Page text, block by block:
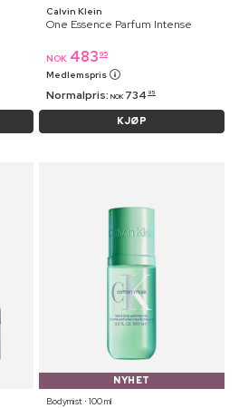
Calvin Klein
One Essence Parfum Intense
NOK 483 95
Medlemspris
Normalpris: NOK 734 95
KJØP
NYHET
Bodymist ⋅ 100 ml